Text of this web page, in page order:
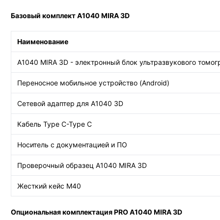
Базовый комплект А1040 MIRA 3D
Наименование
А1040 MIRA 3D - электронный блок ультразвукового
Переносное мобильное устройство (Android)
Сетевой адаптер для A1040 3D
Кабель Type C-Type C
Носитель с документацией и ПО
Проверочный образец А1040 MIRA 3D
Жесткий кейс М40
Опциональная комплектация PRO А1040 MIRA 3D